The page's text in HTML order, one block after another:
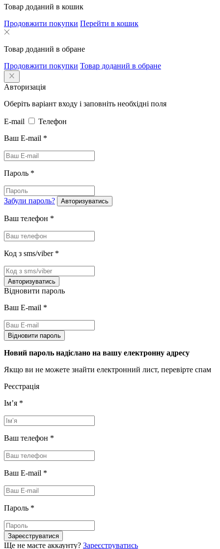
Товар доданий в кошик
Продовжити покупки Перейти в кошик
Товар доданий в обране
Продовжити покупки Товар доданий в обране
Авторизація
Оберіть варіант входу і заповніть необхідні поля
E-mail
Телефон
Ваш E-mail *
Пароль *
Забули пароль? Авторизуватись
Ваш телефон *
Код з sms/viber *
Авторизуватись
Відновити пароль
Ваш E-mail *
Відновити пароль
Новий пароль надіслано на вашу електронну адресу
Якщо ви не можете знайти електронний лист, перевірте спам
Реєстрація
Імʼя *
Ваш телефон *
Ваш E-mail *
Пароль *
Зареєструватися
Ще не маєте аккаунту? Зареєструватись